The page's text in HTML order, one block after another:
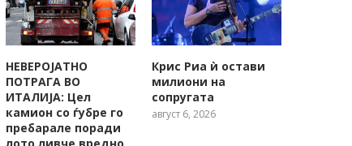
НЕВЕРОЈАТНО
ПОТРАГА ВО
ИТАЛИЈА: Цел
камион со ѓубре го
пребарале поради
лото ливче вредно
Крис Риа ѝ остави
милиони на
сопругата
август 6, 2026